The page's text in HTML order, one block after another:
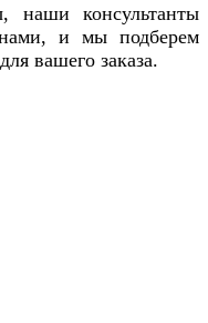
наши консультанты
и мы подберем
вашего заказа.